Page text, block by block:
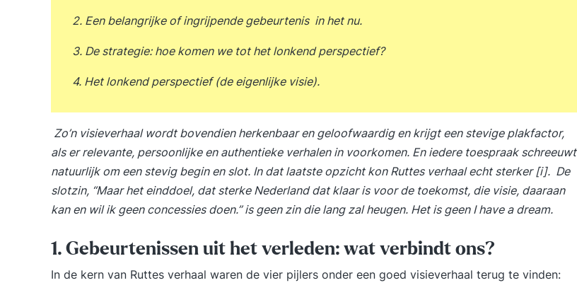
2. Een belangrijke of ingrijpende gebeurtenis in het nu.
3. De strategie: hoe komen we tot het lonkend perspectief?
4. Het lonkend perspectief (de eigenlijke visie).
Zo’n visieverhaal wordt bovendien herkenbaar en geloofwaardig en krijgt een stevige plakfactor,
als er relevante, persoonlijke en authentieke verhalen in voorkomen. En iedere toespraak schreeuwt
natuurlijk om een stevig begin en slot. In dat laatste opzicht kon Ruttes verhaal echt sterker [i]. De
slotzin, “Maar het einddoel, dat sterke Nederland dat klaar is voor de toekomst, die visie, daaraan
kan en wil ik geen concessies doen.” is geen zin die lang zal heugen. Het is geen I have a dream.
1. Gebeurtenissen uit het verleden: wat verbindt ons?
In de kern van Ruttes verhaal waren de vier pijlers onder een goed visieverhaal terug te vinden: